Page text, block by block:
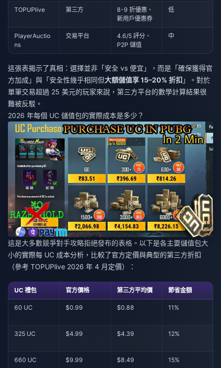
TOPUPlive 第三方
8-9 折優惠、
新用戶優惠券
低
PlayerAuctio
ns
交易平台
4.6/5 評分、
P2P 儲值
中
這張表揭示了真相：選擇並非「安全 vs 便宜」，而是「確保獲得官
方加成」與「安全性幾乎相同但大額儲值享 15–20% 折扣 」。對於
單筆交易超過 25 美元的玩家來說，第三方平台的數學計算結果很
難被反駁。
2026 年每個 UC 儲值包的實際成本是多少？
這是大多數競爭對手攻略拒絕發布的表格。以下是各主要儲值包大
小的實際每 UC 成本分析，比較了官方定價與典型的第三方折扣
（參考 TOPUPlive 2026 年 4 月定價）：
UC 禮包 官方價格 第三方平均價 節省金額
60 UC $0.99 $0.88 11%
325 UC $4.99 $4.39 12%
660 UC $9.99 $8.49 15%